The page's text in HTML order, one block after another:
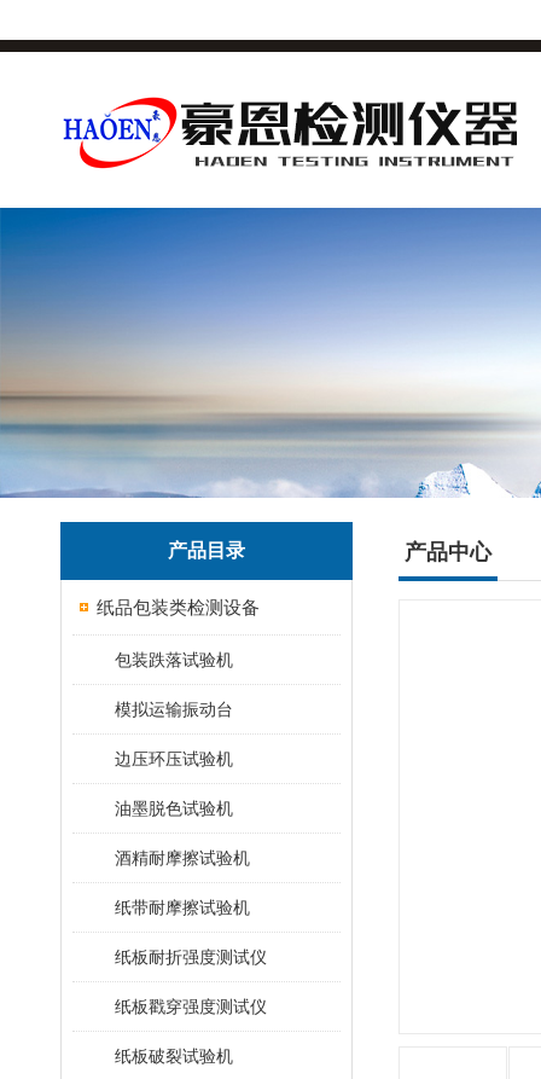
产品目录
纸品包装类检测设备
包装跌落试验机
模拟运输振动台
边压环压试验机
油墨脱色试验机
酒精耐摩擦试验机
纸带耐摩擦试验机
纸板耐折强度测试仪
纸板戳穿强度测试仪
纸板破裂试验机
产品中心